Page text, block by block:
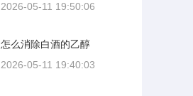
2026-05-11 19:50:06
怎么消除白酒的乙醇
2026-05-11 19:40:03